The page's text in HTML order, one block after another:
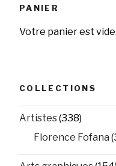
PANIER
Votre panier est vide.
COLLECTIONS
Artistes(338)
Florence Fofana